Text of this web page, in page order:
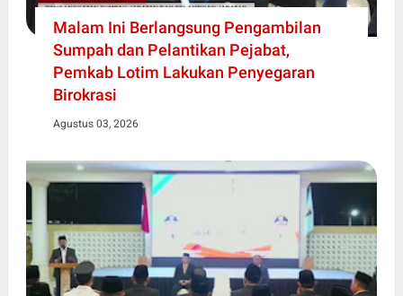
Malam Ini Berlangsung Pengambilan
Sumpah dan Pelantikan Pejabat,
Pemkab Lotim Lakukan Penyegaran
Birokrasi
Agustus 03, 2026